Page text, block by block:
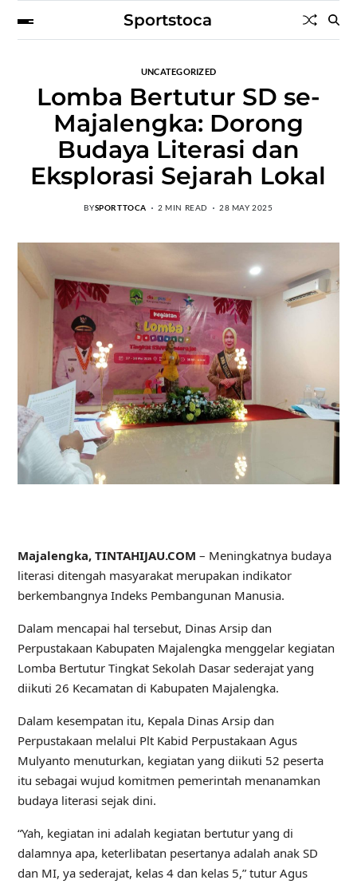
Sportstoca
UNCATEGORIZED
Lomba Bertutur SD se-
Majalengka: Dorong
Budaya Literasi dan
Eksplorasi Sejarah Lokal
BYSPORTTOCA 2 MIN READ 28 MAY 2025
Majalengka, TINTAHIJAU.COM – Meningkatnya budaya
literasi ditengah masyarakat merupakan indikator
berkembangnya Indeks Pembangunan Manusia.
Dalam mencapai hal tersebut, Dinas Arsip dan
Perpustakaan Kabupaten Majalengka menggelar kegiatan
Lomba Bertutur Tingkat Sekolah Dasar sederajat yang
diikuti 26 Kecamatan di Kabupaten Majalengka.
Dalam kesempatan itu, Kepala Dinas Arsip dan
Perpustakaan melalui Plt Kabid Perpustakaan Agus
Mulyanto menuturkan, kegiatan yang diikuti 52 peserta
itu sebagai wujud komitmen pemerintah menanamkan
budaya literasi sejak dini.
“Yah, kegiatan ini adalah kegiatan bertutur yang di
dalamnya apa, keterlibatan pesertanya adalah anak SD
dan MI, ya sederajat, kelas 4 dan kelas 5,” tutur Agus